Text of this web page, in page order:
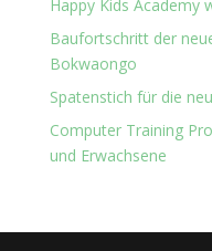
Happy Kids Academy
Baufortschritt der
Bokwaongo
Spatenstich für die
Computer Training
und Erwachsene